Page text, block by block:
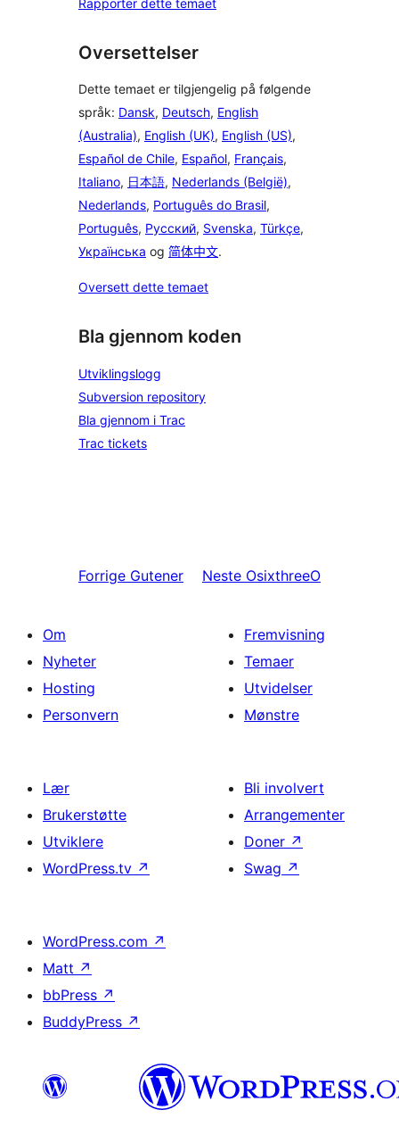
Oversettelser
Dette temaet er tilgjengelig på følgende
språk: Dansk, Deutsch, English
(Australia), English (UK), English (US),
Español de Chile, Español, Français,
Italiano, 日本語, Nederlands (België),
Nederlands, Português do Brasil,
Português, Русский, Svenska, Türkçe,
Українська og 简体中文.
Oversett dette temaet
Bla gjennom koden
Utviklingslogg
Subversion repository
Bla gjennom i Trac
Trac tickets
Forrige Gutener Neste OsixthreeO
Om
Nyheter
Hosting
Personvern
Fremvisning
Temaer
Utvidelser
Mønstre
Lær
Brukerstøtte
Utviklere
WordPress.tv ↗
Bli involvert
Arrangementer
Doner ↗
Swag ↗
WordPress.com ↗
Matt ↗
bbPress ↗
BuddyPress ↗